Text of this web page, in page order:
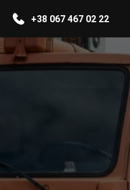
+38 067 467 02 22